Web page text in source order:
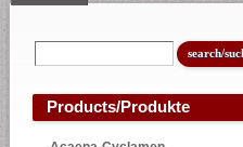
Products/Produkte